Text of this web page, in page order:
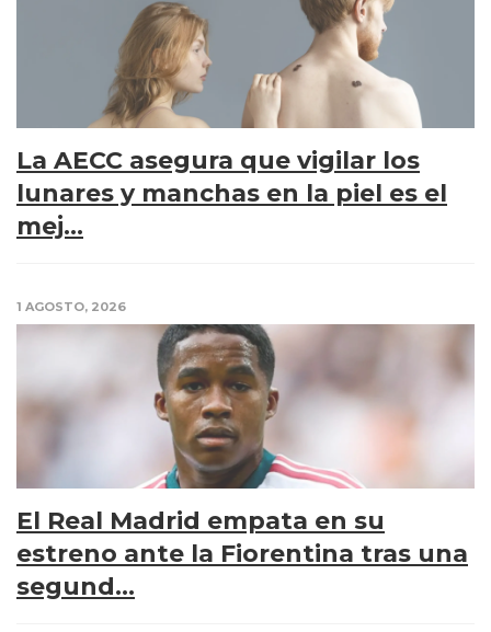
La AECC asegura que vigilar los
lunares y manchas en la piel es el
mej...
1 AGOSTO, 2026
El Real Madrid empata en su
estreno ante la Fiorentina tras una
segund...